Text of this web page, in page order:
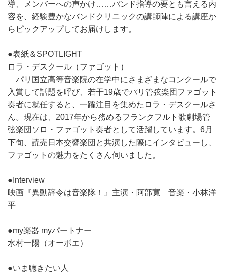
導、メンバーへの声かけ……バンド指導の要とも言える内
容を、経験豊かなバンドクリニックの講師陣による講座か
らピックアップしてお届けします。
●表紙＆SPOTLIGHT
ロラ・デスクール（ファゴット）
パリ国立高等音楽院の在学中にさまざまなコンクールで
入賞して話題を呼び、若干19歳でパリ管弦楽団ファゴット
奏者に就任すると、一躍注目を集めたロラ・デスクールさ
ん。現在は、2017年から務めるフランクフルト歌劇場管
弦楽団ソロ・ファゴット奏者として活躍しています。6月
下旬、読売日本交響楽団と共演した際にインタビューし、
ファゴットの魅力をたくさん伺いました。
●Interview
映画『異動辞令は音楽隊！』主演・阿部寛 音楽・小林洋
平
●my楽器 myパートナー
水村一陽（オーボエ）
●いま聴きたい人